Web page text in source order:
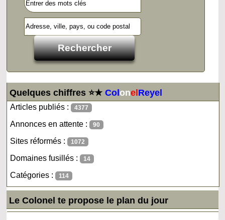
Quelques chiffres ⭐★ColonelReyel
Articles publiés : 4377
Annonces en attente : 90
Sites réformés : 1072
Domaines fusillés : 14
Catégories : 114
Le Colonel te propose le plan du jour